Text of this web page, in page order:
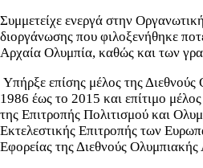
Συμμετείχε ενεργά στην
διοργάνωσης που φιλοξενήθηκε
Αρχαία Ολυμπία, καθώς και των
Υπήρξε επίσης μέλος της
1986 έως το 2015 και επίτιμο
της Επιτροπής Πολιτισμού και
Εκτελεστικής Επιτροπής των
Εφορείας της Διεθνούς